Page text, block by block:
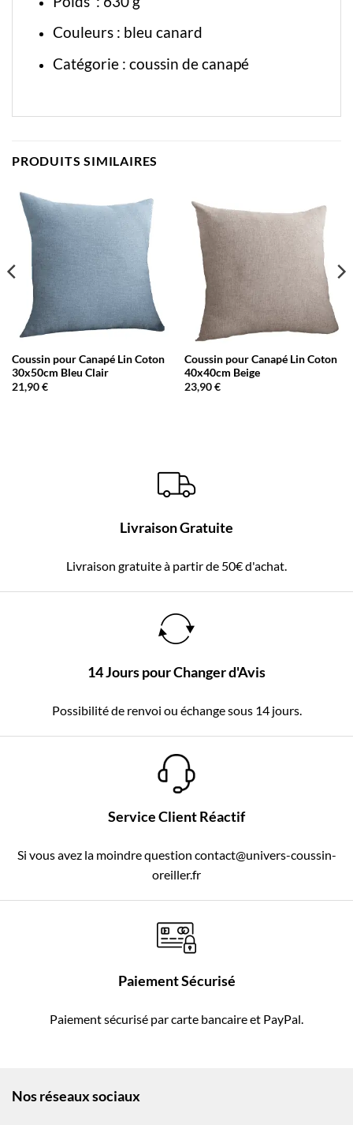
Couleurs : bleu canard
Catégorie : coussin de canapé
PRODUITS SIMILAIRES
Coussin pour Canapé Lin Coton
30x50cm Bleu Clair
21,90€
Coussin pour Canapé Lin Coton
40x40cm Beige
23,90€
Livraison Gratuite
Livraison gratuite à partir de 50€ d'achat.
14 Jours pour Changer d'Avis
Possibilité de renvoi ou échange sous 14 jours.
Service Client Réactif
Si vous avez la moindre question contact@univers-coussin-
oreiller.fr
Paiement Sécurisé
Paiement sécurisé par carte bancaire et PayPal.
Nos réseaux sociaux